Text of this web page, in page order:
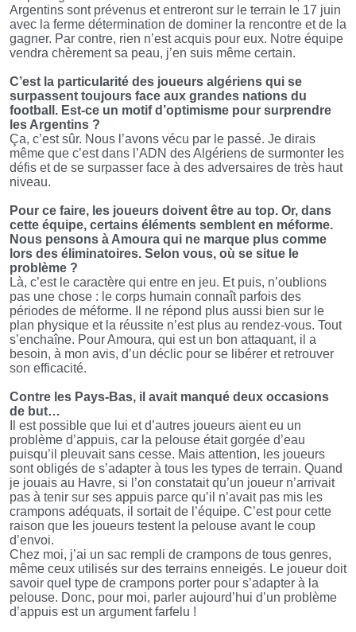
Argentins sont prévenus et entreront sur le terrain le 17 juin
avec la ferme détermination de dominer la rencontre et de la
gagner. Par contre, rien n’est acquis pour eux. Notre équipe
vendra chèrement sa peau, j’en suis même certain.
C’est la particularité des joueurs algériens qui se
surpassent toujours face aux grandes nations du
football. Est-ce un motif d’optimisme pour surprendre
les Argentins ?
Ça, c’est sûr. Nous l’avons vécu par le passé. Je dirais
même que c’est dans l’ADN des Algériens de surmonter les
défis et de se surpasser face à des adversaires de très haut
niveau.
Pour ce faire, les joueurs doivent être au top. Or, dans
cette équipe, certains éléments semblent en méforme.
Nous pensons à Amoura qui ne marque plus comme
lors des éliminatoires. Selon vous, où se situe le
problème ?
Là, c’est le caractère qui entre en jeu. Et puis, n’oublions
pas une chose : le corps humain connaît parfois des
périodes de méforme. Il ne répond plus aussi bien sur le
plan physique et la réussite n’est plus au rendez-vous. Tout
s’enchaîne. Pour Amoura, qui est un bon attaquant, il a
besoin, à mon avis, d’un déclic pour se libérer et retrouver
son efficacité.
Contre les Pays-Bas, il avait manqué deux occasions
de but…
Il est possible que lui et d’autres joueurs aient eu un
problème d’appuis, car la pelouse était gorgée d’eau
puisqu’il pleuvait sans cesse. Mais attention, les joueurs
sont obligés de s’adapter à tous les types de terrain. Quand
je jouais au Havre, si l’on constatait qu’un joueur n’arrivait
pas à tenir sur ses appuis parce qu’il n’avait pas mis les
crampons adéquats, il sortait de l’équipe. C’est pour cette
raison que les joueurs testent la pelouse avant le coup
d’envoi.
Chez moi, j’ai un sac rempli de crampons de tous genres,
même ceux utilisés sur des terrains enneigés. Le joueur doit
savoir quel type de crampons porter pour s’adapter à la
pelouse. Donc, pour moi, parler aujourd’hui d’un problème
d’appuis est un argument farfelu !